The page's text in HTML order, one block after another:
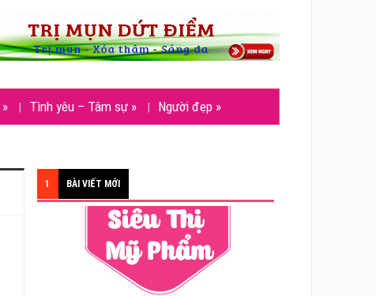
» Tình yêu – Tâm sự » Người đẹp »
1 BÀI VIẾT MỚI